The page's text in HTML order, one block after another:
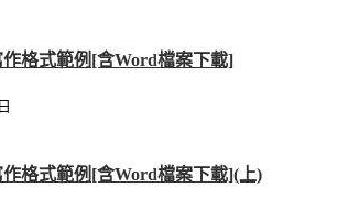
格式範例[含Word檔案下載]
格式範例[含Word檔案下載](上)